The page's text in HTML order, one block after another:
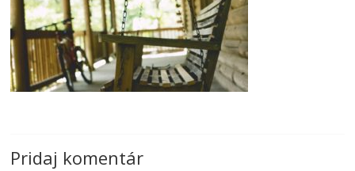
Pridaj komentár